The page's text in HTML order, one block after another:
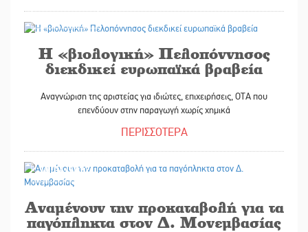
Η «βιολογική» Πελοπόννησος
διεκδικεί ευρωπαϊκά βραβεία
Αναγνώριση της αριστείας για ιδιώτες, επιχειρήσεις, ΟΤΑ που
επενδύουν στην παραγωγή χωρίς χημικά
ΠΕΡΙΣΣΟΤΕΡΑ
19/04/2022
Αναμένουν την προκαταβολή για τα
παγόπληκτα στον Δ. Μονεμβασίας